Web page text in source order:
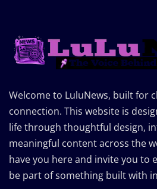
Welcome to LuluNews, built for
connection. This website is
life through thoughtful design,
meaningful content across the
have you here and invite you to
be part of something built with